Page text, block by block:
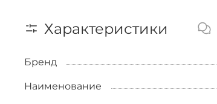
Характеристики
Бренд
Наименование